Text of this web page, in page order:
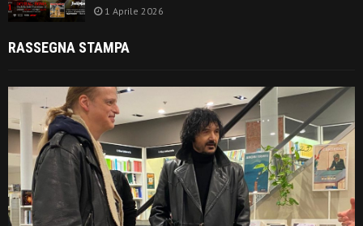
1 Aprile 2026
RASSEGNA STAMPA